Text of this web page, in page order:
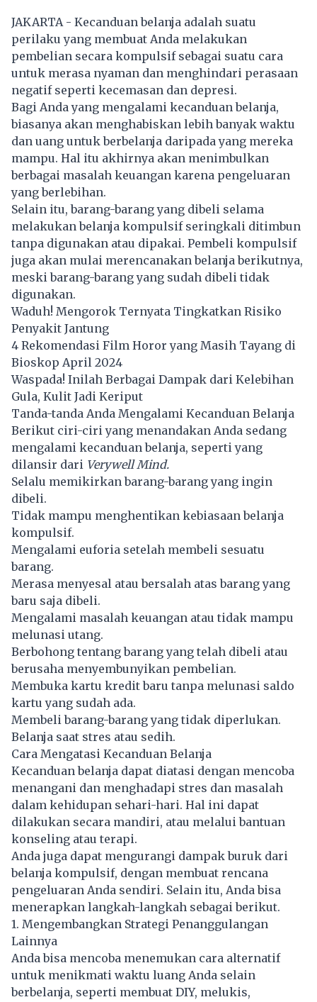
JAKARTA - Kecanduan belanja adalah suatu
perilaku yang membuat Anda melakukan
pembelian secara kompulsif sebagai suatu cara
untuk merasa nyaman dan menghindari perasaan
negatif seperti kecemasan dan depresi.
Bagi Anda yang mengalami kecanduan belanja,
biasanya akan menghabiskan lebih banyak waktu
dan uang untuk berbelanja daripada yang mereka
mampu. Hal itu akhirnya akan menimbulkan
berbagai masalah keuangan karena pengeluaran
yang berlebihan.
Selain itu, barang-barang yang dibeli selama
melakukan belanja kompulsif seringkali ditimbun
tanpa digunakan atau dipakai. Pembeli kompulsif
juga akan mulai merencanakan belanja berikutnya,
meski barang-barang yang sudah dibeli tidak
digunakan.
Waduh! Mengorok Ternyata Tingkatkan Risiko
Penyakit Jantung
4 Rekomendasi Film Horor yang Masih Tayang di
Bioskop April 2024
Waspada! Inilah Berbagai Dampak dari Kelebihan
Gula, Kulit Jadi Keriput
Tanda-tanda Anda Mengalami Kecanduan Belanja
Berikut ciri-ciri yang menandakan Anda sedang
mengalami kecanduan belanja, seperti yang
dilansir dari Verywell Mind.
Selalu memikirkan barang-barang yang ingin
dibeli.
Tidak mampu menghentikan kebiasaan belanja
kompulsif.
Mengalami euforia setelah membeli sesuatu
barang.
Merasa menyesal atau bersalah atas barang yang
baru saja dibeli.
Mengalami masalah keuangan atau tidak mampu
melunasi utang.
Berbohong tentang barang yang telah dibeli atau
berusaha menyembunyikan pembelian.
Membuka kartu kredit baru tanpa melunasi saldo
kartu yang sudah ada.
Membeli barang-barang yang tidak diperlukan.
Belanja saat stres atau sedih.
Cara Mengatasi Kecanduan Belanja
Kecanduan belanja dapat diatasi dengan mencoba
menangani dan menghadapi stres dan masalah
dalam kehidupan sehari-hari. Hal ini dapat
dilakukan secara mandiri, atau melalui bantuan
konseling atau terapi.
Anda juga dapat mengurangi dampak buruk dari
belanja kompulsif, dengan membuat rencana
pengeluaran Anda sendiri. Selain itu, Anda bisa
menerapkan langkah-langkah sebagai berikut.
1. Mengembangkan Strategi Penanggulangan
Lainnya
Anda bisa mencoba menemukan cara alternatif
untuk menikmati waktu luang Anda selain
berbelanja, seperti membuat DIY, melukis,